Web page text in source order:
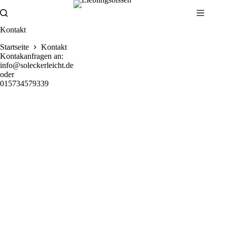
Inhalt
Kontakt
Startseite
Kontakt
Kontakanfragen an:
info@soleckerleicht.de
oder
015734579339